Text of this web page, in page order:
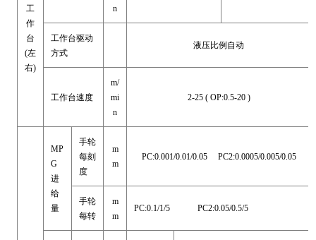
工
作
台
(左
右)
n
工作台驱动
方式
液压比例自动
工作台速度
m/
mi
n
2-25 ( OP:0.5-20 )
MP
G
进
给
量
手轮
每刻
度
m
m
PC:0.001/0.01/0.05 PC2:0.0005/0.005/0.05
手轮
每转
m
m
PC:0.1/1/5 PC2:0.05/0.5/5